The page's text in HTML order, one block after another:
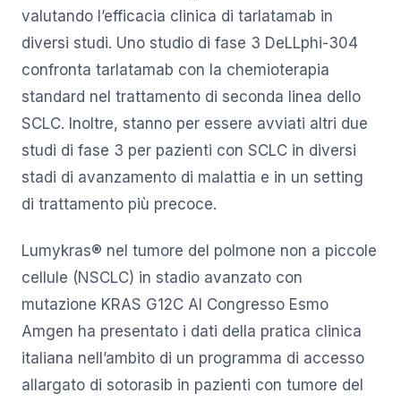
valutando l’efficacia clinica di tarlatamab in
diversi studi. Uno studio di fase 3 DeLLphi-304
confronta tarlatamab con la chemioterapia
standard nel trattamento di seconda linea dello
SCLC. Inoltre, stanno per essere avviati altri due
studi di fase 3 per pazienti con SCLC in diversi
stadi di avanzamento di malattia e in un setting
di trattamento più precoce.
Lumykras® nel tumore del polmone non a piccole
cellule (NSCLC) in stadio avanzato con
mutazione KRAS G12C Al Congresso Esmo
Amgen ha presentato i dati della pratica clinica
italiana nell’ambito di un programma di accesso
allargato di sotorasib in pazienti con tumore del